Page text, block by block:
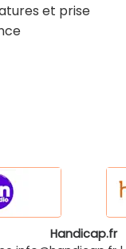
et prise
Handicap.fr